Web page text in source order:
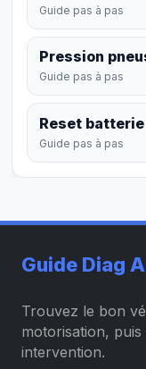
Guide pas à pas
Pression
Guide pas à pas
Reset batterie
Guide pas à pas
Guide Diag
Trouvez le bon
motorisation,
intervention.